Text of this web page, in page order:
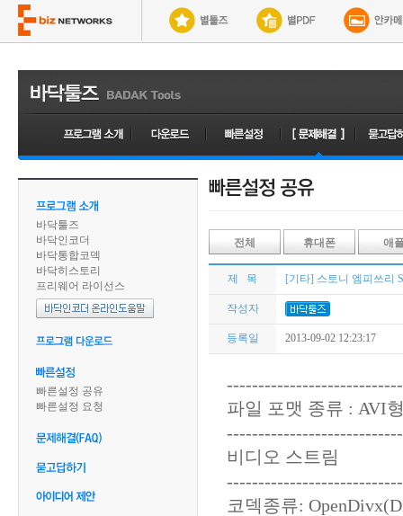
바닥툴즈
바닥인코더
바닥통합코덱
바닥히스토리
프리웨어 라이선스
빠른설정 공유
빠른설정 요청
전체 휴대폰 애
제 목 [기타] 스토니 엠피쓰리
작성자
등록일 2013-09-02 12:23:17
파일 포맷 종류 : AVI
비디오 스트림
코덱종류: